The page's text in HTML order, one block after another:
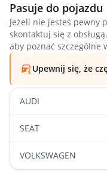
Pasuje do pojazdu
Jeżeli nie jesteś pewny
skontaktuj się z
aby poznać szczególne
Upewnij się, że
AUDI
SEAT
VOLKSWAGEN